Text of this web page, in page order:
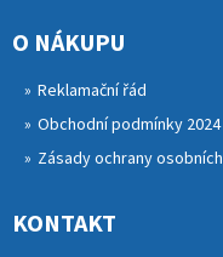
O NÁKUPU
Reklamační řád
Obchodní podmínky 2024
Zásady ochrany
KONTAKT